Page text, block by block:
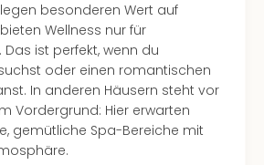
besonderen Wert auf
Wellness nur für
Das ist perfekt, wenn du
oder einen romantischen
In anderen Häusern steht vor
Vordergrund: Hier erwarten
gemütliche Spa-Bereiche mit